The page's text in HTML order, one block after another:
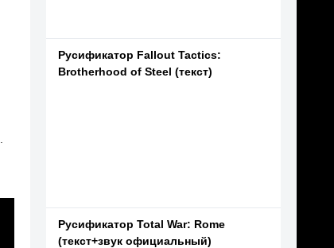
Русификатор Fallout Tactics:
Brotherhood of Steel (текст)
Русификатор Total War: Rome
(текст+звук официальный)